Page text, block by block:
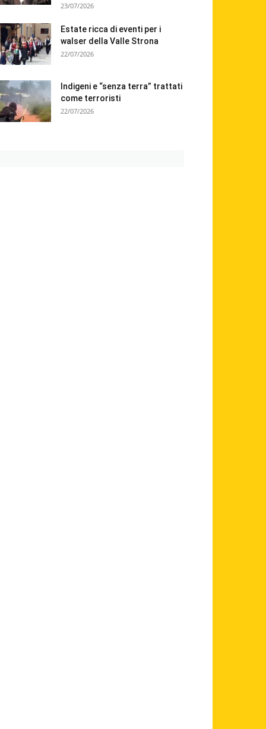
23/07/2026
Estate ricca di eventi per i
walser della Valle Strona
22/07/2026
Indigeni e “senza terra” trattati
come terroristi
22/07/2026